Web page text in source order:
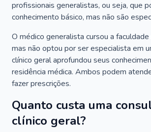
profissionais generalistas, ou seja, que
conhecimento básico, mas não são
O médico generalista cursou a faculdade
mas não optou por ser especialista em
clínico geral aprofundou seus
residência médica. Ambos podem
fazer prescrições.
Quanto custa uma
clínico geral?